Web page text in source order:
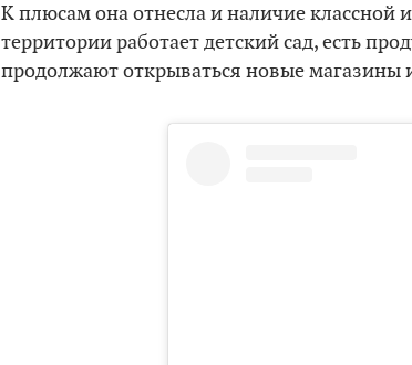
К плюсам она отнесла и наличие классной
территории работает детский сад, есть
продолжают открываться новые магазины